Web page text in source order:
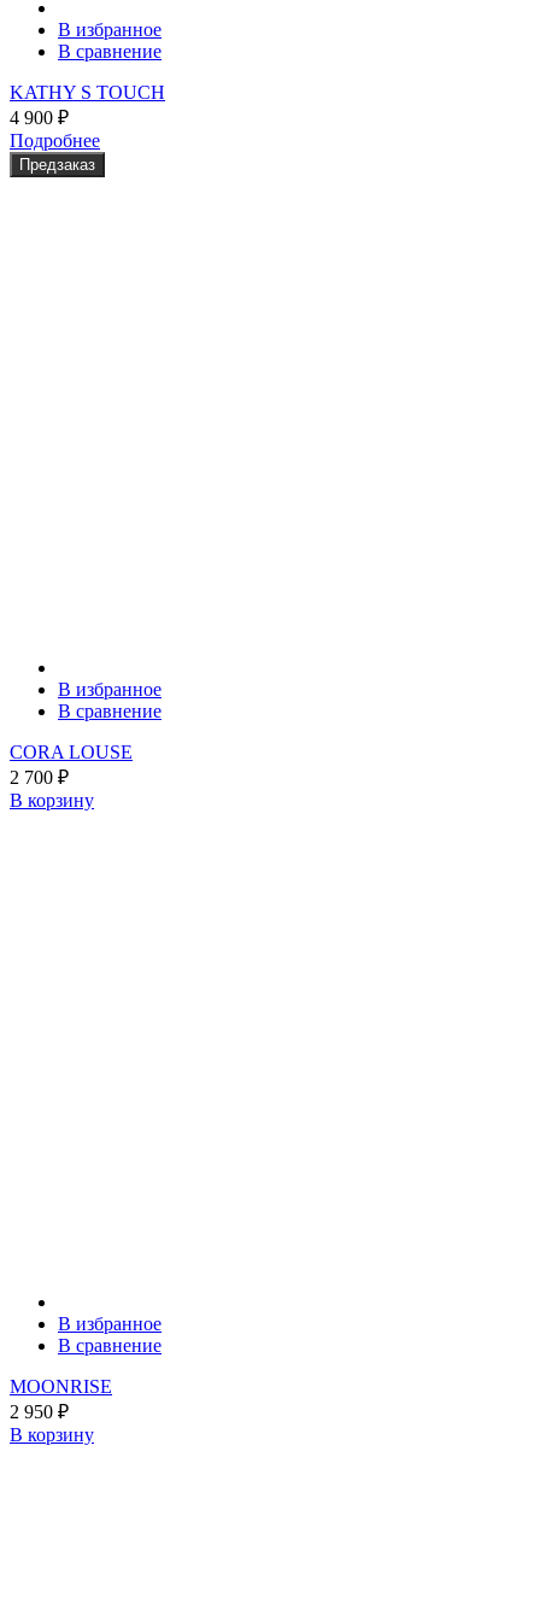
В избранное
В сравнение
KATHY S TOUCH
4 900 ₽
Подробнее
Предзаказ
В избранное
В сравнение
CORA LOUSE
2 700 ₽
В корзину
В избранное
В сравнение
MOONRISE
2 950 ₽
В корзину